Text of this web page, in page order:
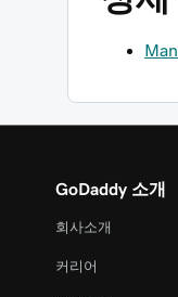
GoDaddy 소개
회사소개
커리어